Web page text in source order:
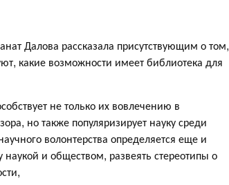
Далова рассказала присутствующим о том,
какие возможности имеет библиотека для
не только их вовлечению в
но также популяризирует науку среди
волонтерства определяется еще и
и обществом, развеять стереотипы о